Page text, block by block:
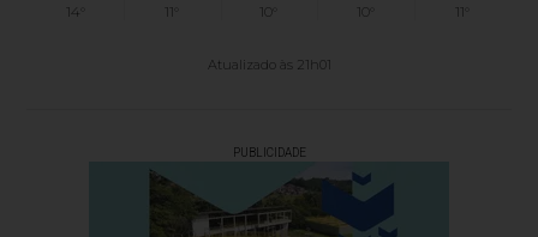
14°
11°
10°
10°
11°
Atualizado às 21h01
PUBLICIDADE